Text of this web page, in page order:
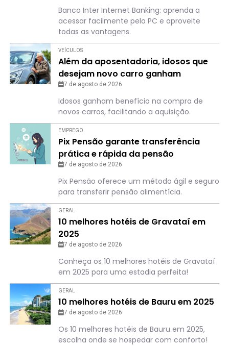
Banco Inter Internet Banking: aprenda a
acessar facilmente pelo PC e aproveite
todas as vantagens.
VEÍCULOS
Além da aposentadoria, idosos que
desejam novo carro ganham
“benefício”
7 de agosto de 2026
Idosos ganham benefício na compra de
novos carros, facilitando a aquisição.
EMPREGO
Pix Pensão garante transferência
prática e rápida da pensão
alimentícia; saiba como
7 de agosto de 2026
Pix Pensão oferece um método ágil e seguro
para transferir pensão alimentícia.
GERAL
10 melhores hotéis de Gravataí em
2025
7 de agosto de 2026
Conheça os 10 melhores hotéis de Gravataí
em 2025 para uma estadia perfeita!
GERAL
10 melhores hotéis de Bauru em 2025
7 de agosto de 2026
Os 10 melhores hotéis de Bauru em 2025,
escolha onde se hospedar com conforto!